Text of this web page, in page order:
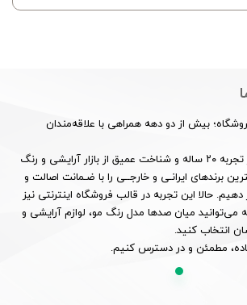
بیش از دو دهه همراهی با علاقه‌مندان
ما در ایرج گالری با تکیه بر تجربه ۲۰ ساله و شناخت عمیق از بازار آرایشی و رنگ
برندهای ایرانـی و خارجــی را با ضـمانت اصالت و
حالا این تجربه در قالب فروشگاه اینترنتی نیز
میان صدها مدل رنگ مو، لوازم آرایشی و
انتخاب کنید.
ساده، مطمئن و در دسترس کنیم.